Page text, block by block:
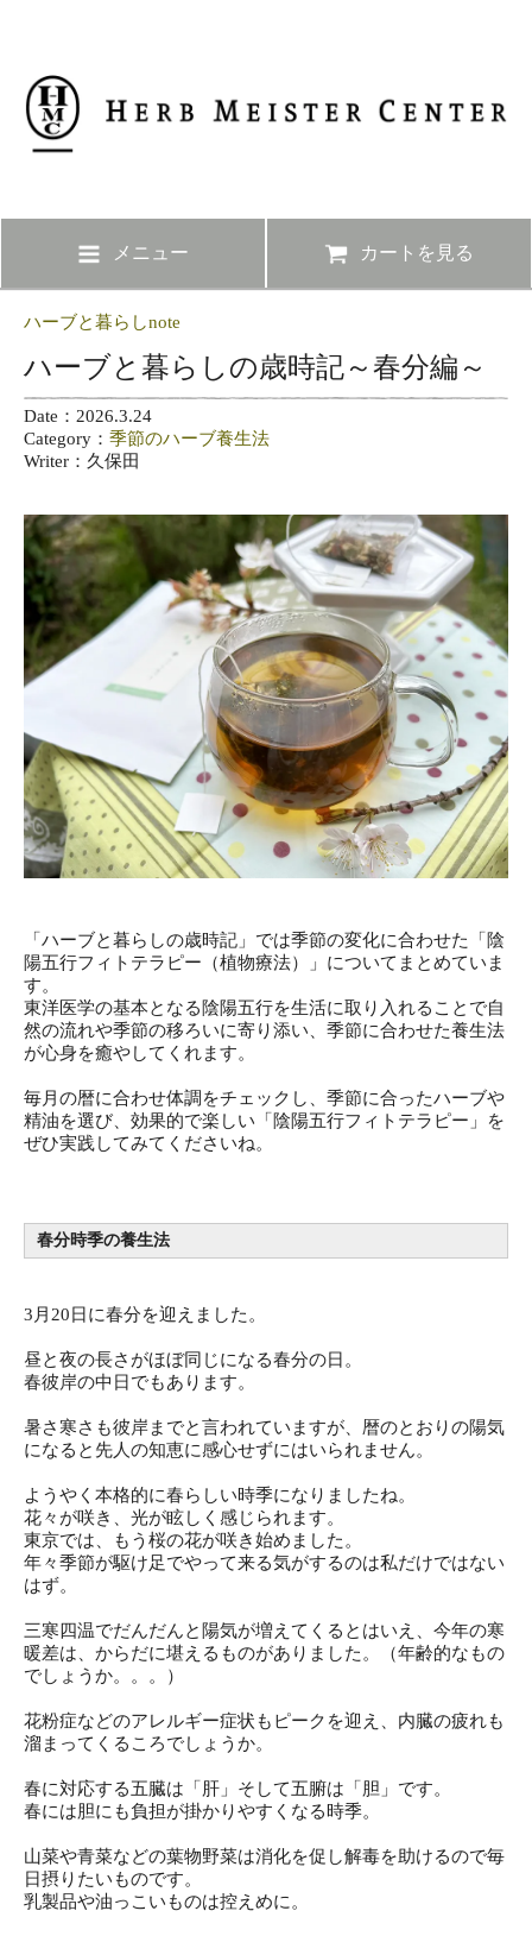
メニュー カートを見る
ハーブと暮らしnote
ハーブと暮らしの歳時記～春分編～
Date：2026.3.24
Category： 季節のハーブ養生法
Writer：久保田
「ハーブと暮らしの歳時記」では季節の変化に合わせた「陰
陽五行フィトテラピー（植物療法）」についてまとめていま
す。
東洋医学の基本となる陰陽五行を生活に取り入れることで自
然の流れや季節の移ろいに寄り添い、季節に合わせた養生法
が心身を癒やしてくれます。
毎月の暦に合わせ体調をチェックし、季節に合ったハーブや
精油を選び、効果的で楽しい「陰陽五行フィトテラピー」を
ぜひ実践してみてくださいね。
春分時季の養生法
3月20日に春分を迎えました。
昼と夜の長さがほぼ同じになる春分の日。
春彼岸の中日でもあります。
暑さ寒さも彼岸までと言われていますが、暦のとおりの陽気
になると先人の知恵に感心せずにはいられません。
ようやく本格的に春らしい時季になりましたね。
花々が咲き、光が眩しく感じられます。
東京では、もう桜の花が咲き始めました。
年々季節が駆け足でやって来る気がするのは私だけではない
はず。
三寒四温でだんだんと陽気が増えてくるとはいえ、今年の寒
暖差は、からだに堪えるものがありました。（年齢的なもの
でしょうか。。。）
花粉症などのアレルギー症状もピークを迎え、内臓の疲れも
溜まってくるころでしょうか。
春に対応する五臓は「肝」そして五腑は「胆」です。
春には胆にも負担が掛かりやすくなる時季。
山菜や青菜などの葉物野菜は消化を促し解毒を助けるので毎
日摂り たいものです。
乳製品や油っこいものは控えめに。